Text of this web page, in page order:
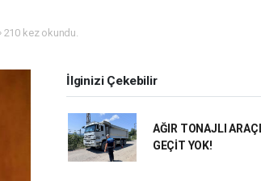
210 kez okundu.
İlginizi Çekebilir
AĞIR TONAJLI
GEÇİT YOK!